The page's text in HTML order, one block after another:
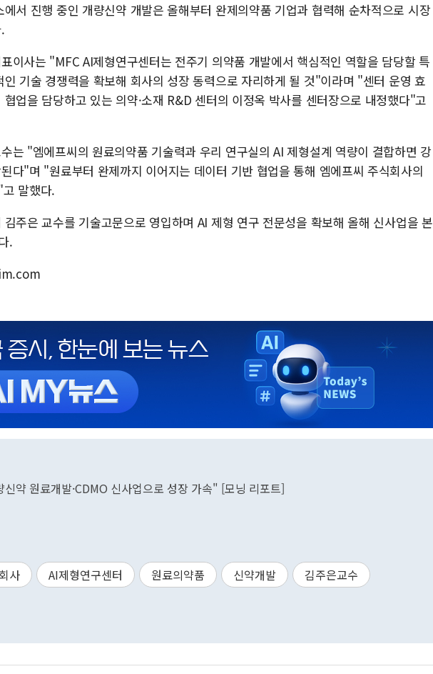
서 진행 중인 개량신약 개발은 올해부터 완제의약품 기업과 협력해 순차적으로 시장
이사는 "MFC AI제형연구센터는 전주기 의약품 개발에서 핵심적인 역할을 담당할 특
기술 경쟁력을 확보해 회사의 성장 동력으로 자리하게 될 것"이라며 "센터 운영 효
업을 담당하고 있는 의약·소재 R&D 센터의 이정옥 박사를 센터장으로 내정했다"고
는 "엠에프씨의 원료의약품 기술력과 우리 연구실의 AI 제형설계 역량이 결합하면 강
다"며 "원료부터 완제까지 이어지는 데이터 기반 협업을 통해 엠에프씨 주식회사의
말했다.
주은 교수를 기술고문으로 영입하며 AI 제형 연구 전문성을 확보해 올해 신사업을 본
.
약 원료개발·CDMO 신사업으로 성장 가속" [모닝 리포트]
사 AI제형연구센터 원료의약품 신약개발
김주은교수